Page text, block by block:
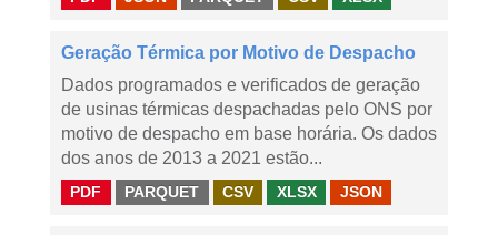
Geração Térmica por Motivo de Despacho
Dados programados e verificados de geração
de usinas térmicas despachadas pelo ONS por
motivo de despacho em base horária. Os dados
dos anos de 2013 a 2021 estão...
PDF PARQUET CSV XLSX JSON